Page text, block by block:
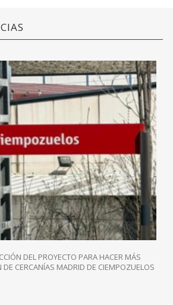
DEL PROYECTO PARA HACER MÁS
DE CERCANÍAS MADRID DE CIEMPOZUELOS